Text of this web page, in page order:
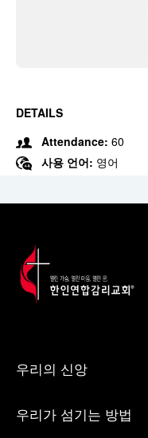
DETAILS
Attendance: 60
사용 언어: 영어
우리의 신앙
우리가 섬기는 방법